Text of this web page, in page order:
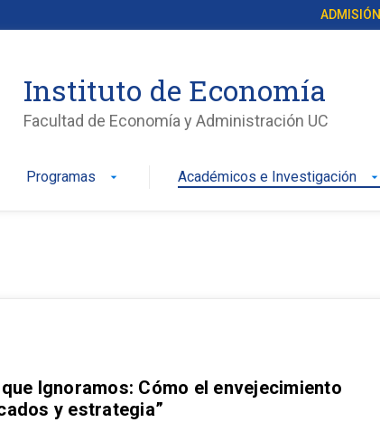
ADMISIÓN
Instituto de Economía
Facultad de Economía y Administración UC
Programas arrow_drop_down Académicos e Investigación arrow_drop_down
Ignoramos: Cómo el envejecimiento
y estrategia”